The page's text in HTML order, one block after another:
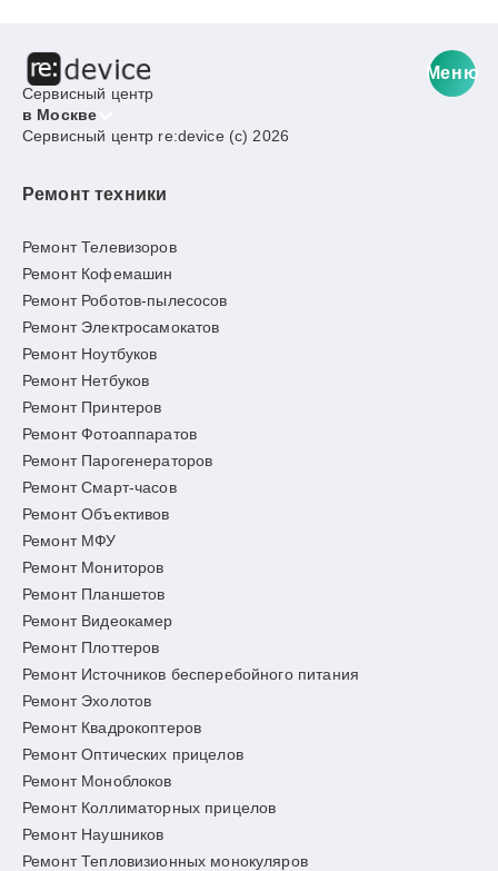
Сервисный центр
в Москве
Меню
Сервисный центр re:device (c) 2026
Ремонт техники
Ремонт Телевизоров
Ремонт Кофемашин
Ремонт Роботов-пылесосов
Ремонт Электросамокатов
Ремонт Ноутбуков
Ремонт Нетбуков
Ремонт Принтеров
Ремонт Фотоаппаратов
Ремонт Парогенераторов
Ремонт Смарт-часов
Ремонт Объективов
Ремонт МФУ
Ремонт Мониторов
Ремонт Планшетов
Ремонт Видеокамер
Ремонт Плоттеров
Ремонт Источников бесперебойного питания
Ремонт Эхолотов
Ремонт Квадрокоптеров
Ремонт Оптических прицелов
Ремонт Моноблоков
Ремонт Коллиматорных прицелов
Ремонт Наушников
Ремонт Тепловизионных монокуляров